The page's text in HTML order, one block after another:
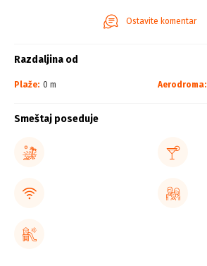
Ostavite komentar
Razdaljina od
Plaže: 0 m Aerodroma:
Smeštaj poseduje